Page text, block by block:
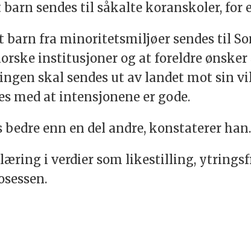
sendes til såkalte koranskoler, for
fra minoritetsmiljøer sendes til
institusjoner og at foreldre ønsker
skal sendes ut av landet mot sin
med at intensjonene er gode.
enn en del andre, konstaterer han.
i verdier som likestilling,